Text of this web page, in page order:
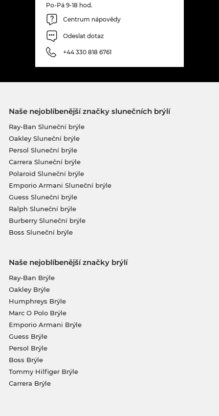
Po-Pá 9-18 hod.
Centrum nápovědy
Odeslat dotaz
+44 330 818 6761
Naše nejoblíbenější značky slunečních brýlí
Ray-Ban Sluneční brýle
Oakley Sluneční brýle
Persol Sluneční brýle
Carrera Sluneční brýle
Polaroid Sluneční brýle
Emporio Armani Sluneční brýle
Guess Sluneční brýle
Ralph Sluneční brýle
Burberry Sluneční brýle
Boss Sluneční brýle
Naše nejoblíbenější značky brýlí
Ray-Ban Brýle
Oakley Brýle
Humphreys Brýle
Marc O Polo Brýle
Emporio Armani Brýle
Guess Brýle
Persol Brýle
Boss Brýle
Tommy Hilfiger Brýle
Carrera Brýle